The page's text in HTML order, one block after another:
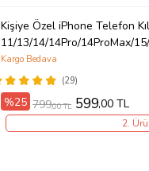
Kişiye Özel iPhone Telefon
11/13/14/14Pro/14ProMax/
(29)
Kargo Bedava
%25 799,00 TL 599,00 TL
2.